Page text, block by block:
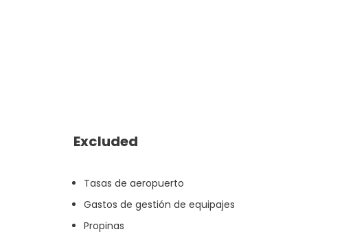
Excluded
Tasas de aeropuerto
Gastos de gestión de equipajes
Propinas